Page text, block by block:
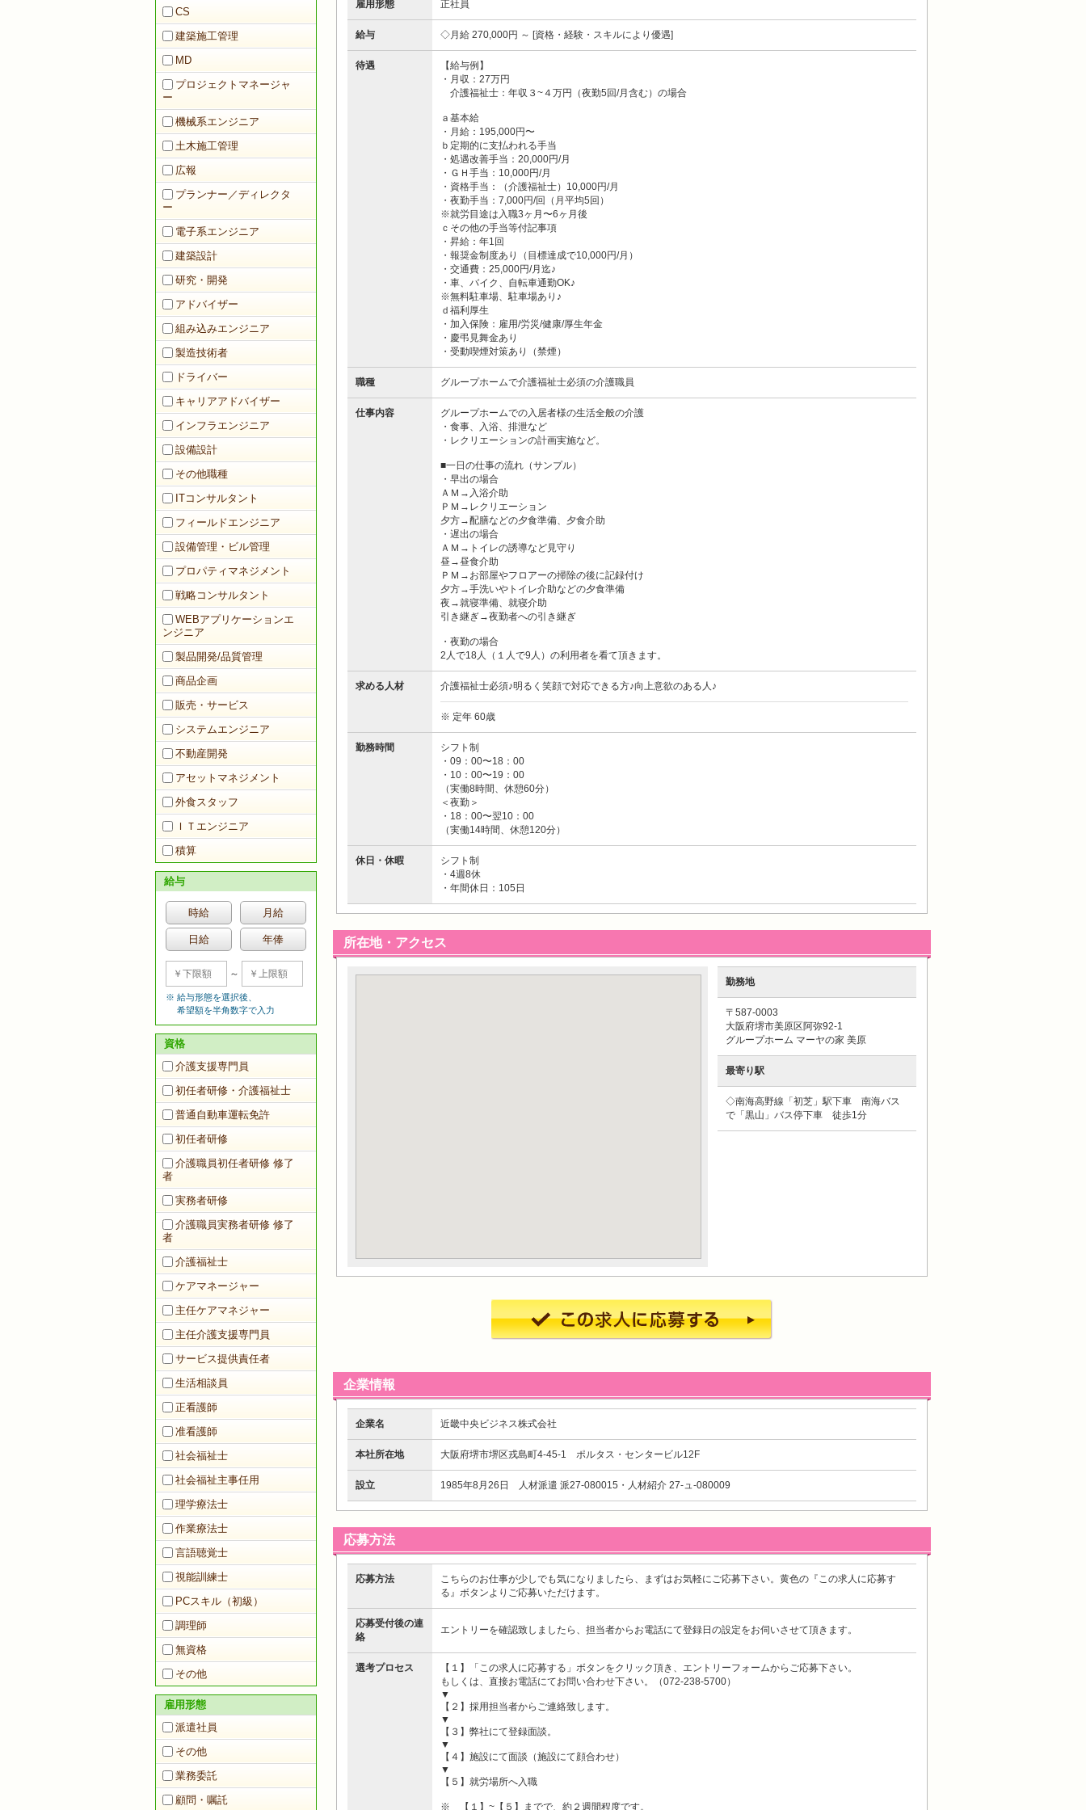
CS
建築施工管理
MD
プロジェクトマネージャ
ー
機械系エンジニア
土木施工管理
広報
プランナー／ディレクタ
ー
電子系エンジニア
建築設計
研究・開発
アドバイザー
組み込みエンジニア
製造技術者
ドライバー
キャリアアドバイザー
インフラエンジニア
設備設計
その他職種
ITコンサルタント
フィールドエンジニア
設備管理・ビル管理
プロパティマネジメント
戦略コンサルタント
WEBアプリケーションエ
ンジニア
製品開発/品質管理
商品企画
販売・サービス
システムエンジニア
不動産開発
アセットマネジメント
外食スタッフ
ＩＴエンジニア
積算
給与
時給 月給
日給 年俸
～
給与形態を選択後、
希望額を半角数字で入力
資格
介護支援専門員
初任者研修・介護福祉士
普通自動車運転免許
初任者研修
介護職員初任者研修 修了
者
実務者研修
介護職員実務者研修 修了
者
介護福祉士
ケアマネージャー
主任ケアマネジャー
主任介護支援専門員
サービス提供責任者
生活相談員
正看護師
准看護師
社会福祉士
社会福祉主事任用
理学療法士
作業療法士
言語聴覚士
視能訓練士
PCスキル（初級）
調理師
無資格
その他
雇用形態
派遣社員
その他
業務委託
顧問・嘱託
雇用形態 正社員
給与 月給 270,000円 ～ 資格・経験・スキルにより優遇
待遇
【給与例】
・月収：27万円
介護福祉士：年収３~４万円（夜勤5回/月含む）の場合
ａ基本給
・月給：195,000円〜
ｂ定期的に支払われる手当
・処遇改善手当：20,000円/月
・ＧＨ手当：10,000円/月
・資格手当：（介護福祉士）10,000円/月
・夜勤手当：7,000円/回（月平均5回）
※就労目途は入職3ヶ月〜6ヶ月後
ｃその他の手当等付記事項
・昇給：年1回
・報奨金制度あり（目標達成で10,000円/月）
・交通費：25,000円/月迄♪
・車、バイク、自転車通勤OK♪
※無料駐車場、駐車場あり♪
ｄ福利厚生
・加入保険：雇用/労災/健康/厚生年金
・慶弔見舞金あり
・受動喫煙対策あり（禁煙）
職種 グループホームで介護福祉士必須の介護職員
仕事内容
グループホームでの入居者様の生活全般の介護
・食事、入浴、排泄など
・レクリエーションの計画実施など。
■一日の仕事の流れ（サンプル）
・早出の場合
ＡＭ→入浴介助
ＰＭ→レクリエーション
夕方→配膳などの夕食準備、夕食介助
・遅出の場合
ＡＭ→トイレの誘導など見守り
昼→昼食介助
ＰＭ→お部屋やフロアーの掃除の後に記録付け
夕方→手洗いやトイレ介助などの夕食準備
夜→就寝準備、就寝介助
引き継ぎ→夜勤者への引き継ぎ
・夜勤の場合
2人で18人（１人で9人）の利用者を看て頂きます。
求める人材 介護福祉士必須♪明るく笑顔で対応できる方♪向上意欲のある人♪
※ 定年 60歳
勤務時間
シフト制
・09：00〜18：00
・10：00〜19：00
（実働8時間、休憩60分）
＜夜勤＞
・18：00〜翌10：00
（実働14時間、休憩120分）
休日・休暇
シフト制
・4週8休
・年間休日：105日
所在地・アクセス
勤務地
〒587-0003
大阪府堺市美原区阿弥92-1
グループホーム マーヤの家 美原
最寄り駅
◇南海高野線「初芝」駅下車 南海バス
で「黒山」バス停下車 徒歩1分
企業情報
企業名 近畿中央ビジネス株式会社
本社所在地 大阪府堺市堺区戎島町4-45-1 ポルタス・センタービル12F
設立 1985年8月26日 人材派遣 派27-080015・人材紹介 27-ュ-080009
応募方法
応募方法
こちらのお仕事が少しでも気になりましたら、まずはお気軽にご応募下さい。黄色の『この求人に応募す
る』ボタンよりご応募いただけます。
応募受付後の連
絡
エントリーを確認致しましたら、担当者からお電話にて登録日の設定をお伺いさせて頂きます。
選考プロセス
【１】「この求人に応募する」ボタンをクリック頂き、エントリーフォームからご応募下さい。
もしくは、直接お電話にてお問い合わせ下さい。（072-238-5700）
▼
【２】採用担当者からご連絡致します。
▼
【３】弊社にて登録面談。
▼
【４】施設にて面談（施設にて顔合わせ）
▼
【５】就労場所へ入職
※ 【１】~【５】までで、約２週間程度です。